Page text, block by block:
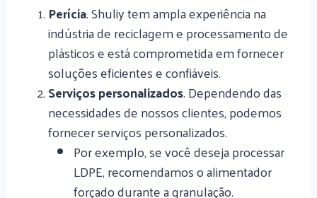
Perícia. Shuliy tem ampla experiência na
indústria de reciclagem e processamento de
plásticos e está comprometida em fornecer
soluções eficientes e confiáveis.
Serviços personalizados. Dependendo das
necessidades de nossos clientes, podemos
fornecer serviços personalizados.
Por exemplo, se você deseja processar
LDPE, recomendamos o alimentador
forçado durante a granulação.